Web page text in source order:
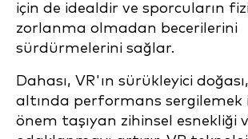
için de idealdir ve sporcuların
zorlanma olmadan becerilerini
sürdürmelerini sağlar.
Dahası, VR'ın sürükleyici
altında performans sergilemek
önem taşıyan zihinsel esnekliği